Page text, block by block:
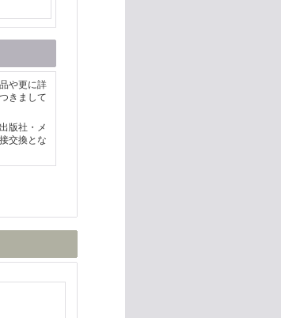
や更に詳
きまして
版社・メ
交換とな